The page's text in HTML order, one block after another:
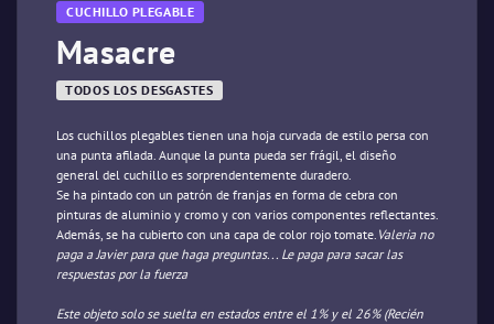
CUCHILLO PLEGABLE
Masacre
TODOS LOS DESGASTES
Los cuchillos plegables tienen una hoja curvada de estilo persa con
una punta afilada. Aunque la punta pueda ser frágil, el diseño
general del cuchillo es sorprendentemente duradero.
Se ha pintado con un patrón de franjas en forma de cebra con
pinturas de aluminio y cromo y con varios componentes reflectantes.
Además, se ha cubierto con una capa de color rojo tomate. Valeria no
paga a Javier para que haga preguntas... Le paga para sacar las
respuestas por la fuerza
Este objeto solo se suelta en estados entre el 1% y el 26% (Recién